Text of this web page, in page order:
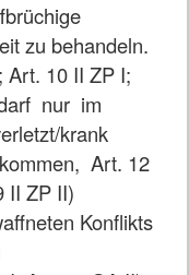
zu behandeln.
Art. 10 II ZP I;
nur im
krank
Art. 12
II ZP II)
Konflikts